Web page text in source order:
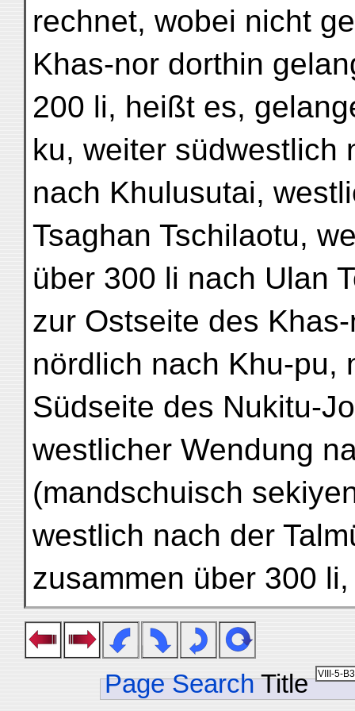
rechnet, wobei nicht
Khas-nor dorthin
200 li, heißt es,
ku, weiter südwestlich
nach Khulusutai,
Tsaghan Tschilaotu,
über 300 li nach Ulan
zur Ostseite des
nördlich nach Khu-pu,
Südseite des Nukitu-
westlicher Wendung
(mandschuisch
westlich nach der
zusammen über 300
Page Search Title